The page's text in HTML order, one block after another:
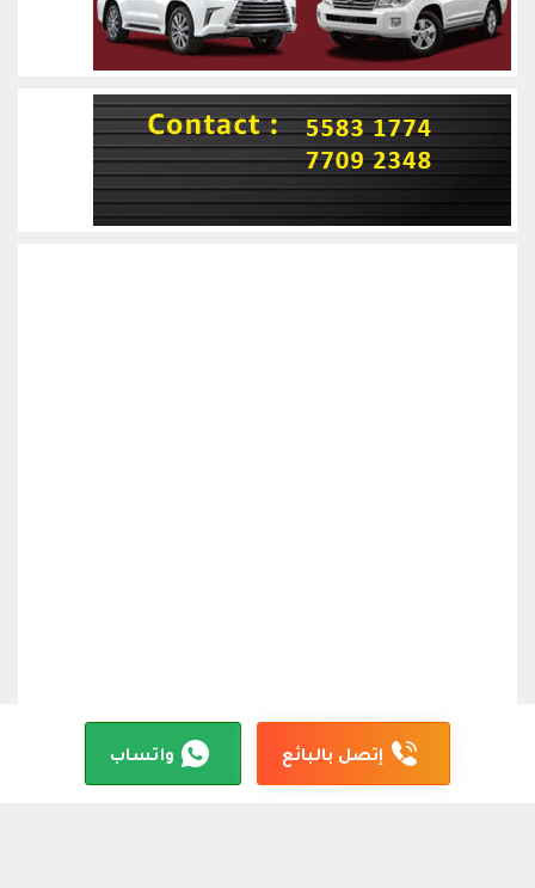
إتصل بالبائع واتساب
احصل على تطبيق كارسمسار!